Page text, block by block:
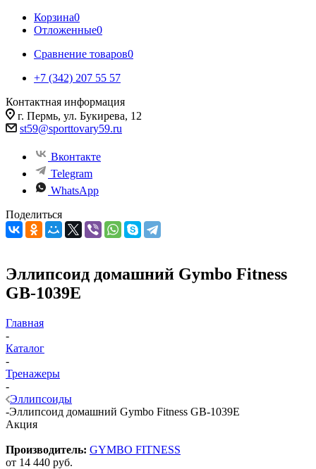
Корзина0
Отложенные0
Сравнение товаров0
+7 (342) 207 55 57
Контактная информация
г. Пермь, ул. Букирева, 12
st59@sporttovary59.ru
Вконтакте
Telegram
WhatsApp
Поделиться
Эллипсоид домашний Gymbo Fitness
GB-1039E
Главная
-
Каталог
-
Тренажеры
-
Эллипсоиды
-Эллипсоид домашний Gymbo Fitness GB-1039E
Акция
Производитель: GYMBO FITNESS
от 14 440 руб.